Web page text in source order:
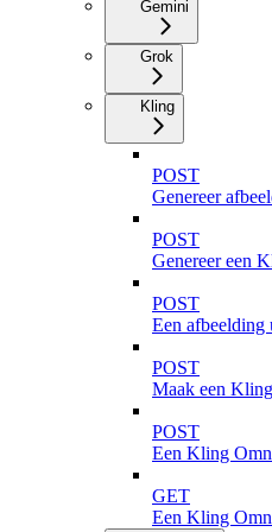
Gemini
Grok
Kling
POST
Genereer
POST
Genereer een
POST
Een
POST
Maak een
POST
Een Kling
GET
Een Kling